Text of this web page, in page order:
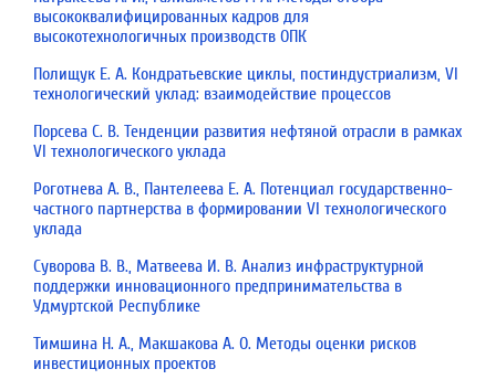
высококвалифицированных кадров для
высокотехнологичных производств ОПК
Полищук Е. А. Кондратьевские циклы, постиндустриализм, VI
технологический уклад: взаимодействие процессов
Порсева С. В. Тенденции развития нефтяной отрасли в рамках
VI технологического уклада
Роготнева А. В., Пантелеева Е. А. Потенциал государственно-
частного партнерства в формировании VI технологического
уклада
Суворова В. В., Матвеева И. В. Анализ инфраструктурной
поддержки инновационного предпринимательства в
Удмуртской Республике
Тимшина Н. А., Макшакова А. О. Методы оценки рисков
инвестиционных проектов